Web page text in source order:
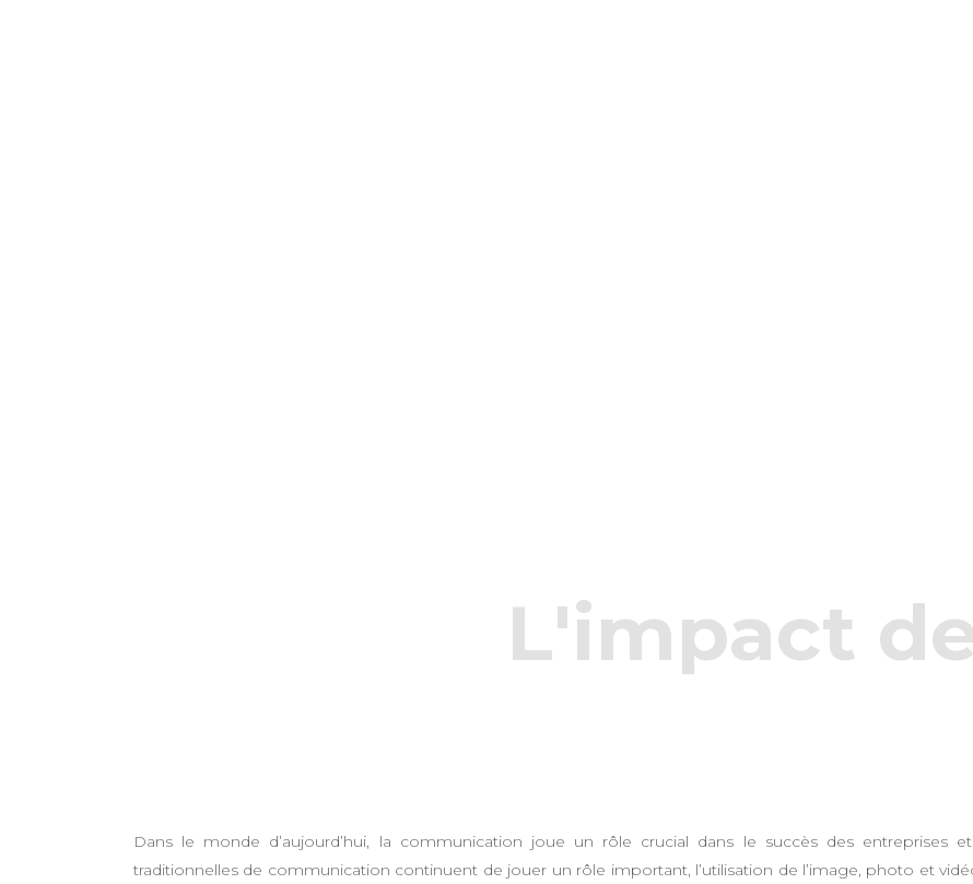
L'impact
Dans le monde d’aujourd’hui, la communication joue un rôle crucial dans le succès des entreprises
traditionnelles de communication continuent de jouer un rôle important, l’utilisation de l’image, photo et